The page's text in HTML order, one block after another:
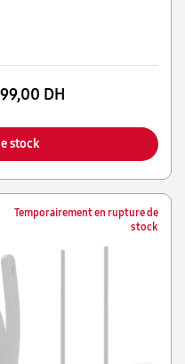
DH
stock
Temporairement en rupture de
stock